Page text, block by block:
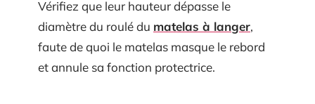
Vérifiez que leur hauteur dépasse le
diamètre du roulé du matelas à langer,
faute de quoi le matelas masque le rebord
et annule sa fonction protectrice.